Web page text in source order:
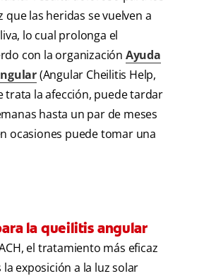
que las heridas se vuelven a
lo cual prolonga el
con la organización Ayuda
(Angular Cheilitis Help,
trata la afección, puede tardar
hasta un par de meses
ocasiones puede tomar una
la queilitis angular
el tratamiento más eficaz
exposición a la luz solar